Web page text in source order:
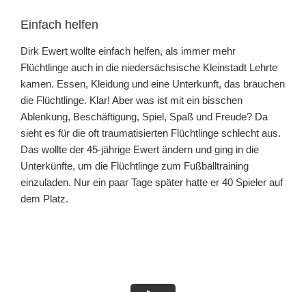
Einfach helfen
Dirk Ewert wollte einfach helfen, als immer mehr
Flüchtlinge auch in die niedersächsische Kleinstadt Lehrte
kamen. Essen, Kleidung und eine Unterkunft, das brauchen
die Flüchtlinge. Klar! Aber was ist mit ein bisschen
Ablenkung, Beschäftigung, Spiel, Spaß und Freude? Da
sieht es für die oft traumatisierten Flüchtlinge schlecht aus.
Das wollte der 45-jährige Ewert ändern und ging in die
Unterkünfte, um die Flüchtlinge zum Fußballtraining
einzuladen. Nur ein paar Tage später hatte er 40 Spieler auf
dem Platz.